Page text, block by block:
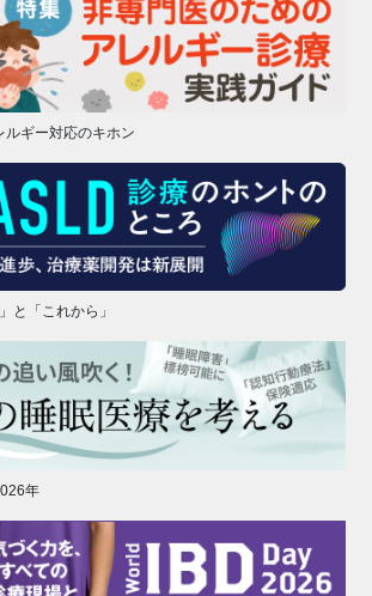
ルギー対応のキホン
と「これから」
年